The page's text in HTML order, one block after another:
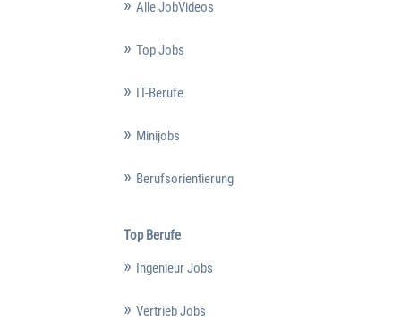
Alle JobVideos
Top Jobs
IT-Berufe
Minijobs
Berufsorientierung
Top Berufe
Ingenieur Jobs
Vertrieb Jobs